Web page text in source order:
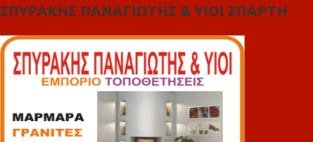
ΣΠΥΡΑΚΗΣ ΠΑΝΑΓΙΩΤΗΣ & YIOI ΣΠΑΡΤΗ